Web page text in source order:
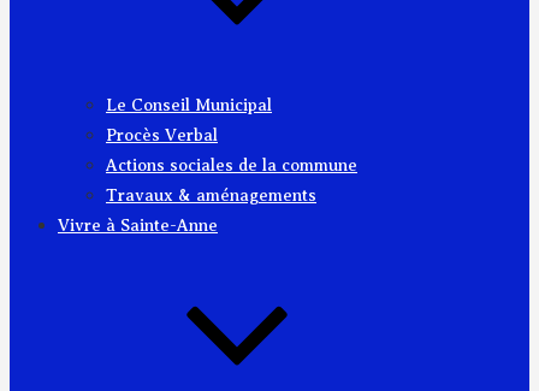
Le Conseil Municipal
Procès Verbal
Actions sociales de la commune
Travaux & aménagements
Vivre à Sainte-Anne